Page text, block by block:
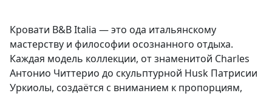
Кровати B&B Italia — это ода итальянскому
мастерству и философии осознанного отдыха.
Каждая модель коллекции, от знаменитой Charles
Антонио Читтерио до скульптурной Husk Патрисии
Уркиолы, создаётся с вниманием к пропорциям,